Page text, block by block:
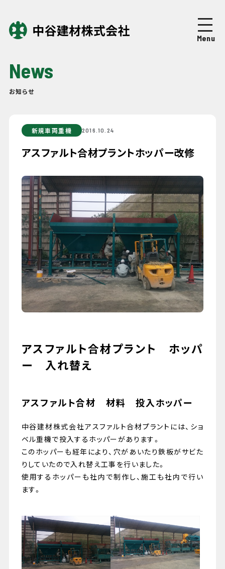
Menu
Business
Company 企業情報
News
Recruit採用情報
079-447-4112
（受付時間 : 平日10:00〜17:00）
News
お知らせ
新規車両重機 2016.10.24
アスファルト合材プラントホッパー改修
アスファルト合材プラント ホッパ
ー 入れ替え
アスファルト合材 材料 投入ホッパー
中谷建材株式会社アスファルト合材プラントには、ショ
ベル重機で投入するホッパーがあります。
このホッパーも経年により、穴があいたり鉄板がサビた
りしていたので入れ替え工事を行いました。
使用するホッパーも社内で制作し、施工も社内で行い
ます。